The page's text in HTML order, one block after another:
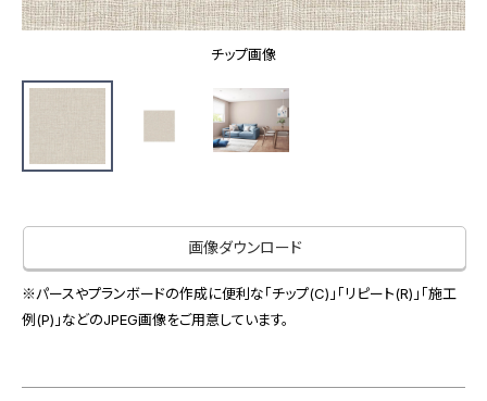
大阪ショールーム
お客様サポート トップ
画像ダウンロード
お役立ち資料
サンプル・カタログ請求／お問い合わせ（ビジネスのお客様）
非住宅案件に関するお問い合わせ
スペースソリューション事業
オフィスソリューション事業
会社情報
チップ画像
画像ダウンロード
※パースやプランボードの作成に便利な「チップ(C)」「リピート(R)」「施工
例(P)」などのJPEG画像をご用意しています。